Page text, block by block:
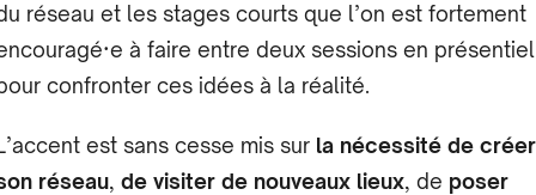
réseau et les stages courts que l’on est fortement
à faire entre deux sessions en présentiel
confronter ces idées à la réalité.
est sans cesse mis sur la nécessité de créer
réseau, de visiter de nouveaux lieux, de poser